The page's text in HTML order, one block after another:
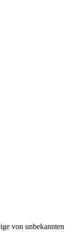
von unbekannten